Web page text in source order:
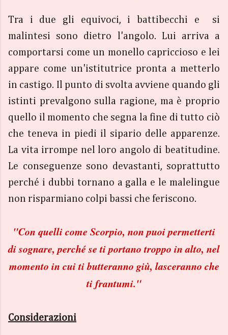
Tra i due gli equivoci, i battibecchi e si
malintesi sono dietro l'angolo. Lui arriva a
comportarsi come un monello capriccioso e lei
appare come un'istitutrice pronta a metterlo
in castigo. Il punto di svolta avviene quando gli
istinti prevalgono sulla ragione, ma è proprio
quello il momento che segna la fine di tutto ciò
che teneva in piedi il sipario delle apparenze.
La vita irrompe nel loro angolo di beatitudine.
Le conseguenze sono devastanti, soprattutto
perché i dubbi tornano a galla e le malelingue
non risparmiano colpi bassi che feriscono.
"Con quelli come Scorpio, non puoi permetterti
di sognare, perché se ti portano troppo in alto, nel
momento in cui ti butteranno giù, lasceranno che
ti frantumi."
Considerazioni